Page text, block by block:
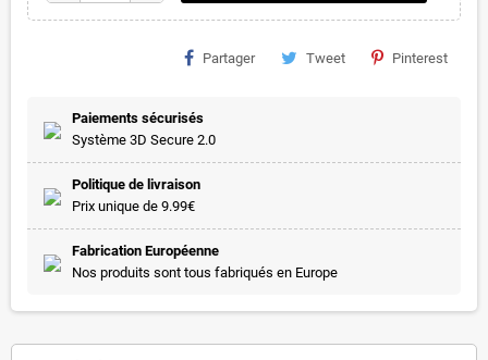
Partager Tweet Pinterest
Paiements sécurisés
Système 3D Secure 2.0
Politique de livraison
Prix unique de 9.99€
Fabrication Européenne
Nos produits sont tous fabriqués en Europe